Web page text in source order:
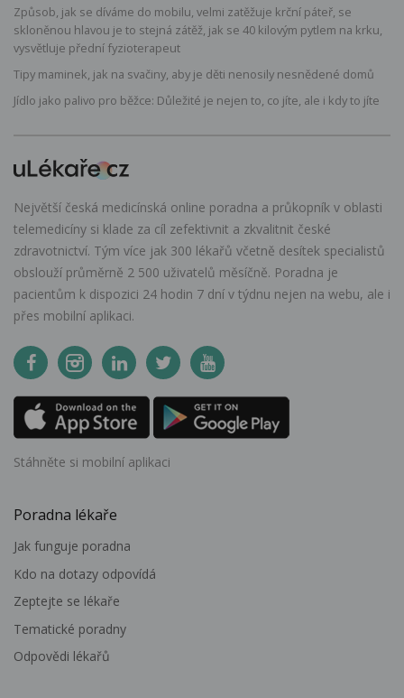
Způsob, jak se díváme do mobilu, velmi zatěžuje krční páteř, se
skloněnou hlavou je to stejná zátěž, jak se 40 kilovým pytlem na krku,
vysvětluje přední fyzioterapeut
Tipy maminek, jak na svačiny, aby je děti nenosily nesnědené domů
Jídlo jako palivo pro běžce: Důležité je nejen to, co jíte, ale i kdy to jíte
Největší česká medicínská online poradna a průkopník v oblasti
telemedicíny si klade za cíl zefektivnit a zkvalitnit české
zdravotnictví. Tým více jak 300 lékařů včetně desítek specialistů
obslouží průměrně 2 500 uživatelů měsíčně. Poradna je
pacientům k dispozici 24 hodin 7 dní v týdnu nejen na webu, ale i
přes mobilní aplikaci.
Stáhněte si mobilní aplikaci
Poradna lékaře
Jak funguje poradna
Kdo na dotazy odpovídá
Zeptejte se lékaře
Tematické poradny
Odpovědi lékařů